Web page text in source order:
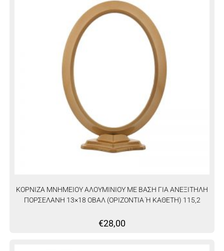
ΚΟΡΝΙΖΑ ΜΝΗΜΕΙΟΥ ΑΛΟΥΜΙΝΙΟΥ ΜΕ ΒΑΣΗ ΓΙΑ ΑΝΕΞΙΤΗΛΗ
ΠΟΡΣΕΛΑΝΗ 13×18 ΟΒΑΛ (ΟΡΙΖΟΝΤΙΑ Ή ΚΑΘΕΤΗ) 115,2
€28,00